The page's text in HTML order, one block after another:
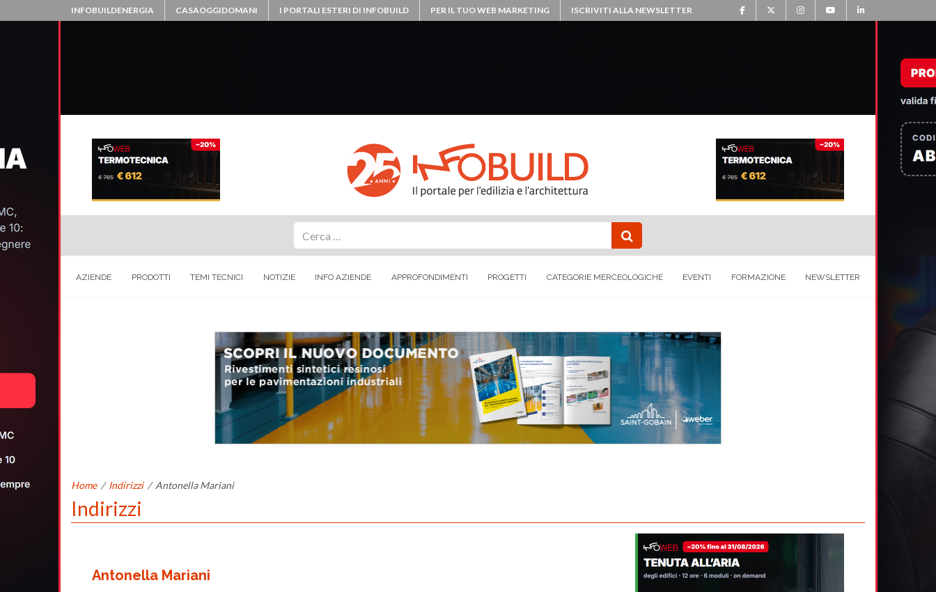
INFOBUILDENERGIA CASAOGGIDOMANI I PORTALI ESTERI DI INFOBUILD PER IL TUO WEB MARKETING ISCRIVITI ALLA NEWSLETTER
AZIENDE PRODOTTI TEMI TECNICI NOTIZIE INFO AZIENDE APPROFONDIMENTI PROGETTI CATEGORIE MERCEOLOGICHE EVENTI FORMAZIONE NEWSLETTER
Home / Indirizzi / Antonella Mariani
Indirizzi
Antonella Mariani